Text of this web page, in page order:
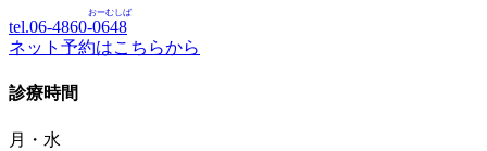
tel.06-4860-0648
おーむしば
ネット予約はこちらから
診療時間
月・水